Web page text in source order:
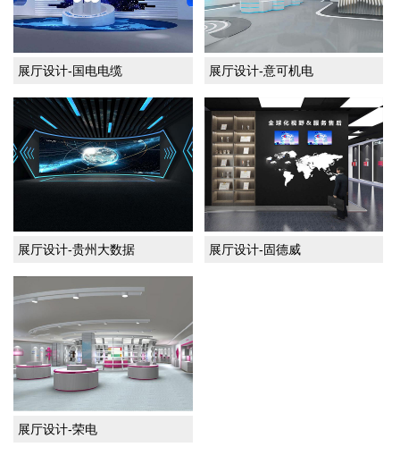
展厅设计-国电电缆 展厅设计-意可机电
展厅设计-贵州大数据 展厅设计-固德威
展厅设计-荣电